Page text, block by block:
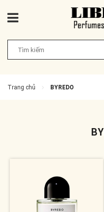
Trang chủ BYREDO